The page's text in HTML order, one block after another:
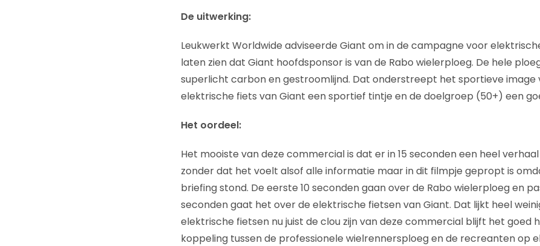
De uitwerking:
Leukwerkt Worldwide adviseerde Giant om in de campagne voor
laten zien dat Giant hoofdsponsor is van de Rabo wielerploeg. De hele
superlicht carbon en gestroomlijnd. Dat onderstreept het sportieve image
elektrische fiets van Giant een sportief tintje en de doelgroep (50+) een
Het oordeel:
Het mooiste van deze commercial is dat er in 15 seconden een heel
zonder dat het voelt alsof alle informatie maar in dit filmpje gepropt is
briefing stond. De eerste 10 seconden gaan over de Rabo wielerploeg en
seconden gaat het over de elektrische fietsen van Giant. Dat lijkt heel
elektrische fietsen nu juist de clou zijn van deze commercial blijft het goed
koppeling tussen de professionele wielrennersploeg en de recreanten op